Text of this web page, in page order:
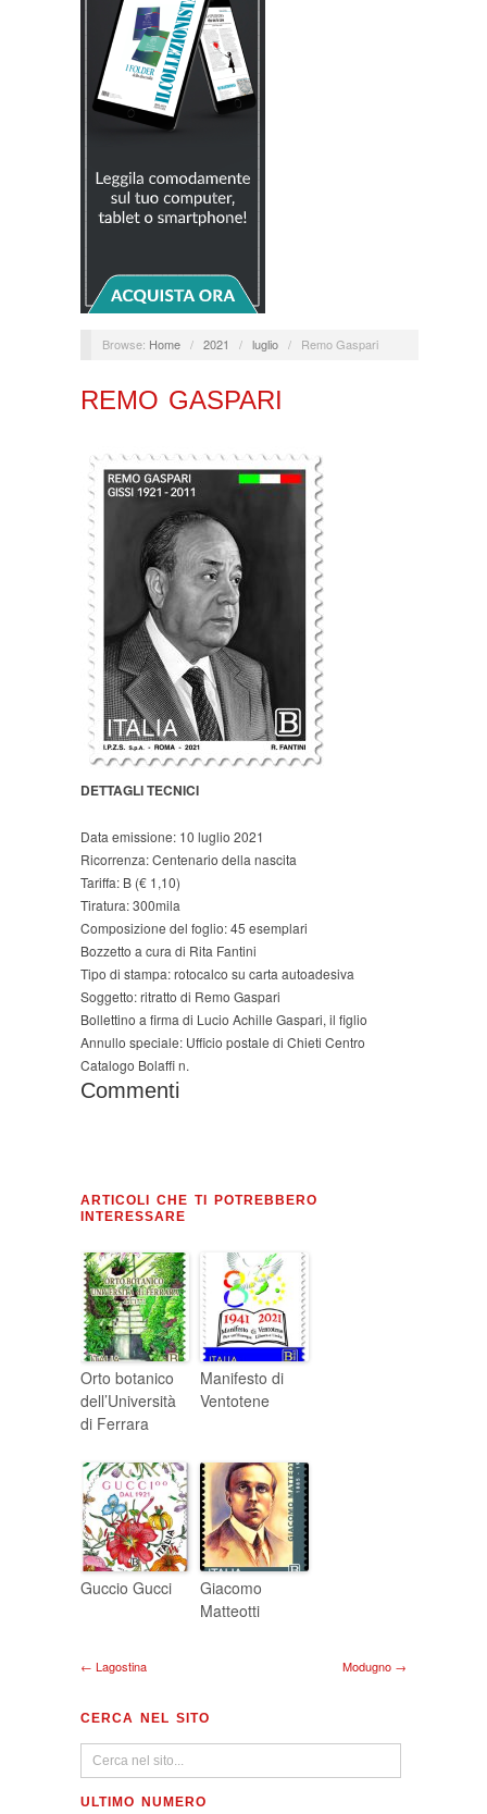
Browse: Home / 2021 / luglio / Remo Gaspari
REMO GASPARI
DETTAGLI TECNICI
Data emissione: 10 luglio 2021
Ricorrenza: Centenario della nascita
Tariffa: B (€ 1,10)
Tiratura: 300mila
Composizione del foglio: 45 esemplari
Bozzetto a cura di Rita Fantini
Tipo di stampa: rotocalco su carta autoadesiva
Soggetto: ritratto di Remo Gaspari
Bollettino a firma di Lucio Achille Gaspari, il figlio
Annullo speciale: Ufficio postale di Chieti Centro
Catalogo Bolaffi n.
Commenti
ARTICOLI CHE TI POTREBBERO
INTERESSARE
Orto botanico
dell’Università
di Ferrara
Manifesto di
Ventotene
Guccio Gucci
Giacomo
Matteotti
← Lagostina Modugno →
CERCA NEL SITO
ULTIMO NUMERO